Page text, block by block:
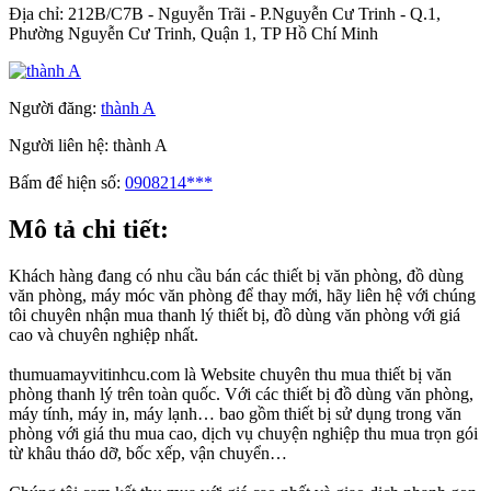
Địa chỉ: 212B/C7B - Nguyễn Trãi - P.Nguyễn Cư Trinh - Q.1,
Phường Nguyễn Cư Trinh, Quận 1, TP Hồ Chí Minh
Người đăng: thành A
Người liên hệ: thành A
Bấm để hiện số: 0908214***
Mô tả chi tiết:
Khách hàng đang có nhu cầu bán các thiết bị văn phòng, đồ dùng
văn phòng, máy móc văn phòng để thay mới, hãy liên hệ với chúng
tôi chuyên nhận mua thanh lý thiết bị, đồ dùng văn phòng với giá
cao và chuyên nghiệp nhất.
thumuamayvitinhcu.com là Website chuyên thu mua thiết bị văn
phòng thanh lý trên toàn quốc. Với các thiết bị đồ dùng văn phòng,
máy tính, máy in, máy lạnh… bao gồm thiết bị sử dụng trong văn
phòng với giá thu mua cao, dịch vụ chuyện nghiệp thu mua trọn gói
từ khâu tháo dỡ, bốc xếp, vận chuyển…